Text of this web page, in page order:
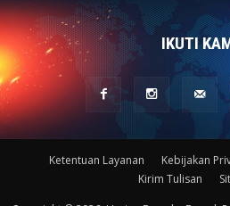
IKUTI
Ketentuan Layanan Kebijakan
Kirim Tulisan